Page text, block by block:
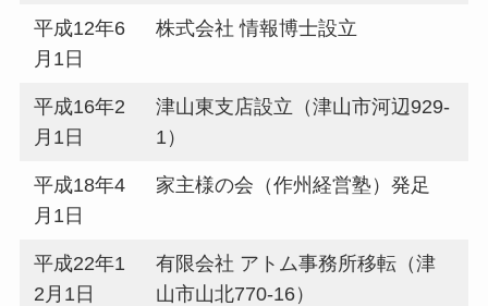
平成12年6
月1日
株式会社 情報博士設立
平成16年2
月1日
津山東支店設立（津山市河辺929-
1）
平成18年4
月1日
家主様の会（作州経営塾）発足
平成22年1
2月1日
有限会社 アトム事務所移転（津
山市山北770-16）